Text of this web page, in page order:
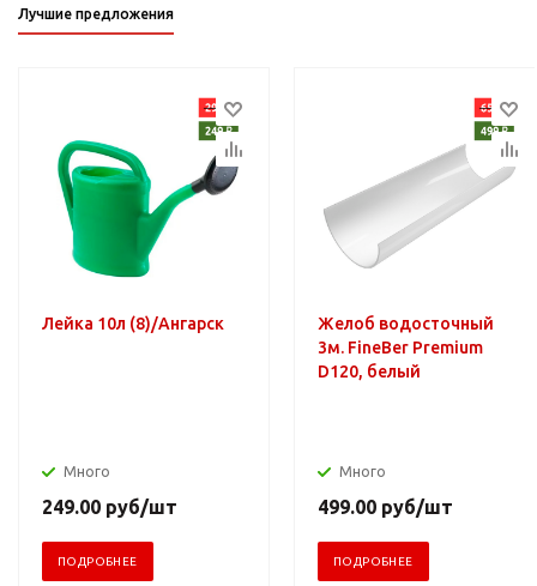
Лучшие предложения
Лейка 10л (8)/Ангарск
Много
249.00 руб/шт
ПОДРОБНЕЕ
Желоб водосточный
3м. FineBer Premium
D120, белый
Много
499.00 руб/шт
ПОДРОБНЕЕ